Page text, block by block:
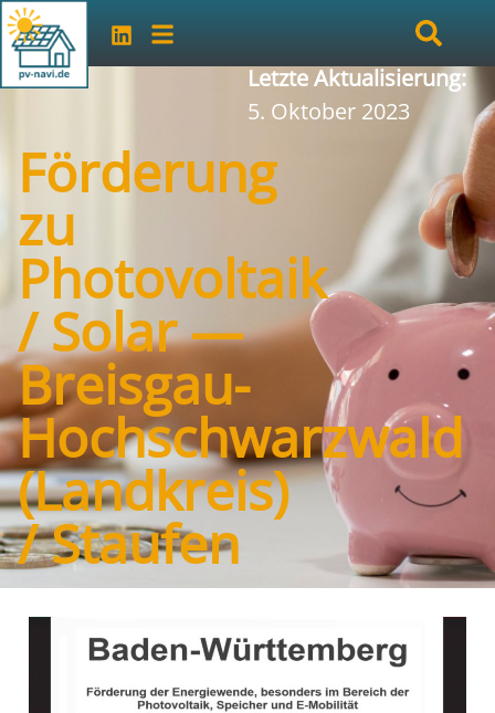
Förderung
zu
Photovoltaik
/ Solar —
Breisgau-
Hochschwarzwald
(Landkreis)
/ Staufen
Letzte Aktualisierung:
5. Oktober 2023